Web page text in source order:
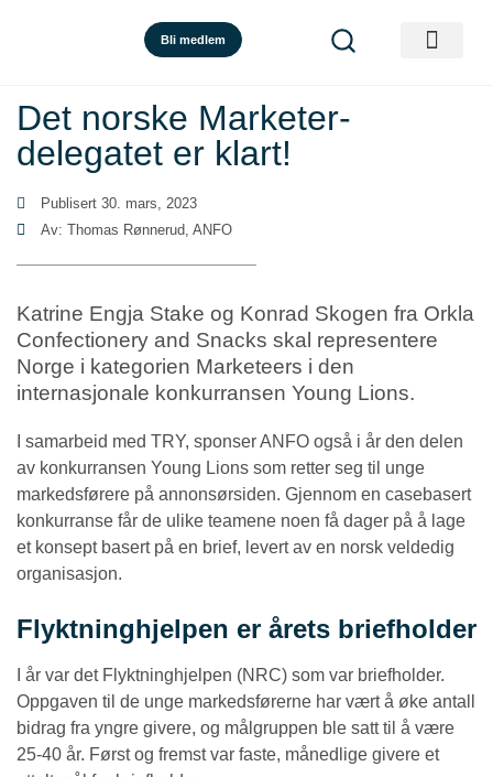
Bli medlem
Det norske Marketer-
delegatet er klart!
Publisert 30. mars, 2023
Av: Thomas Rønnerud, ANFO
Katrine Engja Stake og Konrad Skogen fra Orkla
Confectionery and Snacks skal representere
Norge i kategorien Marketeers i den
internasjonale konkurransen Young Lions.
I samarbeid med TRY, sponser ANFO også i år den delen
av konkurransen Young Lions som retter seg til unge
markedsførere på annonsørsiden. Gjennom en casebasert
konkurranse får de ulike teamene noen få dager på å lage
et konsept basert på en brief, levert av en norsk veldedig
organisasjon.
Flyktninghjelpen er årets briefholder
I år var det Flyktninghjelpen (NRC) som var briefholder.
Oppgaven til de unge markedsførerne har vært å øke antall
bidrag fra yngre givere, og målgruppen ble satt til å være
25-40 år. Først og fremst var faste, månedlige givere et